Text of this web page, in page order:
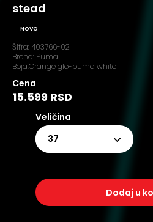
stead
NOVO
Šifra:403766-02
Brend: Puma
Boja:Orange glo-puma white
Cena
15.599 RSD
Veličina
37
dodaj u